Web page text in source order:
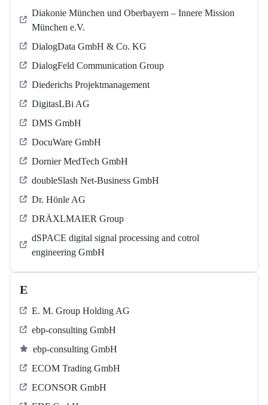
Diakonie München und Oberbayern – Innere Mission
München e.V.
DialogData GmbH & Co. KG
DialogFeld Communication Group
Diederichs Projektmanagement
DigitasLBi AG
DMS GmbH
DocuWare GmbH
Dornier MedTech GmbH
doubleSlash Net-Business GmbH
Dr. Hönle AG
DRÄXLMAIER Group
dSPACE digital signal processing and cotrol
engineering GmbH
E
E. M. Group Holding AG
ebp-consulting GmbH
ebp-consulting GmbH
ECOM Trading GmbH
ECONSOR GmbH